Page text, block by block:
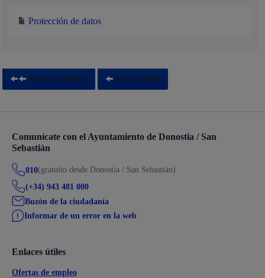
Protección de datos
Volver al índice Volver atrás
Comunícate con el Ayuntamiento de Donostia / San
Sebastián
010(gratuito desde Donostia / San Sebastián)
(+34) 943 481 000
Buzón de la ciudadanía
Informar de un error en la web
Enlaces útiles
Ofertas de empleo